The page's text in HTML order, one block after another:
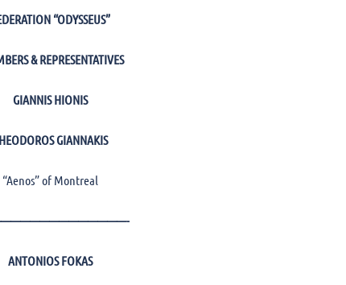
“ODYSSEUS”
& REPRESENTATIVES
GIANNIS HIONIS
GIANNAKIS
“Aenos” of Montreal
ANTONIOS FOKAS